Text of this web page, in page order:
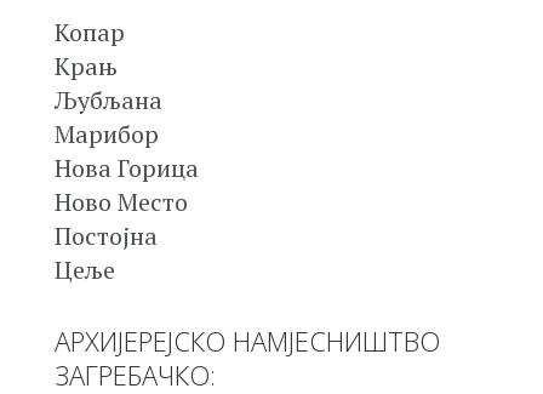
Копар
Крањ
Љубљана
Марибор
Нова Горица
Ново Место
Постојна
Цеље
АРХИЈЕРЕЈСКО НАМЈЕСНИШТВО
ЗАГРЕБАЧКО: